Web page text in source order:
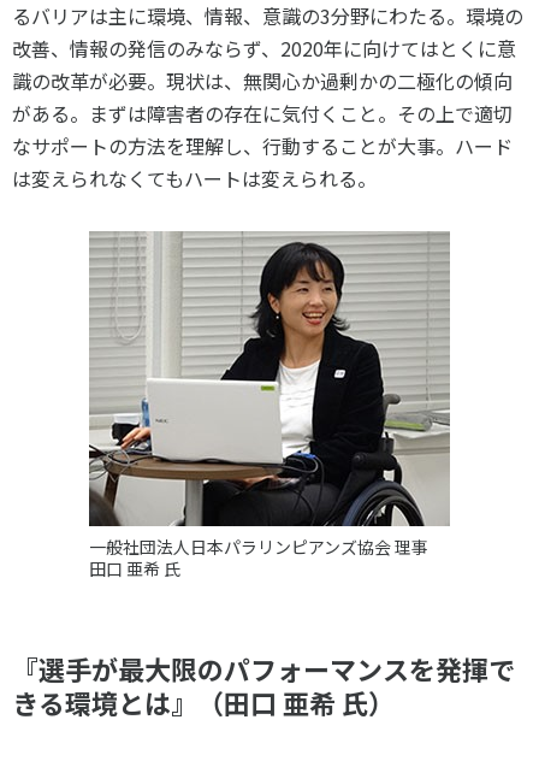
るバリアは主に環境、情報、意識の3分野にわたる。環境の
改善、情報の発信のみならず、2020年に向けてはとくに意
識の改革が必要。現状は、無関心か過剰かの二極化の傾向
がある。まずは障害者の存在に気付くこと。その上で適切
なサポートの方法を理解し、行動することが大事。ハード
は変えられなくてもハートは変えられる。
一般社団法人日本パラリンピアンズ協会 理事
田口 亜希 氏
『選手が最大限のパフォーマンスを発揮で
きる環境とは』（田口 亜希 氏）